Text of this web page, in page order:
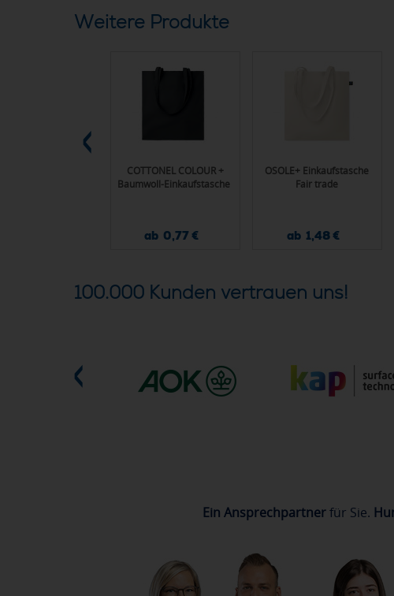
Weitere Produkte
COTTONEL COLOUR +
Baumwoll-Einkaufstasche
ab 0,77 €
OSOLE+ Einkaufstasche
Fair trade
ab 1,48 €
100.000 Kunden vertrauen uns!
Ein Ansprechpartnerfür Sie.